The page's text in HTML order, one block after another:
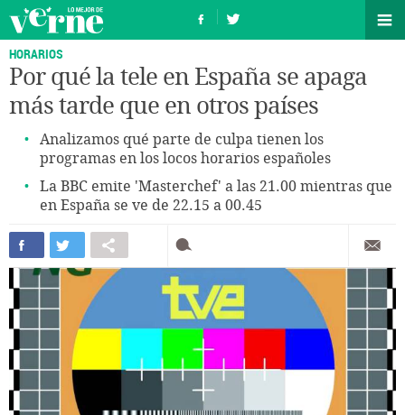
HORARIOS
Por qué la tele en España se apaga
más tarde que en otros países
Analizamos qué parte de culpa tienen los
programas en los locos horarios españoles
La BBC emite 'Masterchef' a las 21.00 mientras que
en España se ve de 22.15 a 00.45